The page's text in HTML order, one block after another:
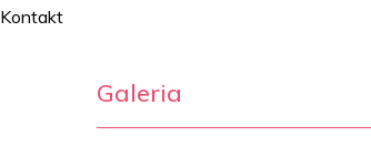
Kontakt
Galeria